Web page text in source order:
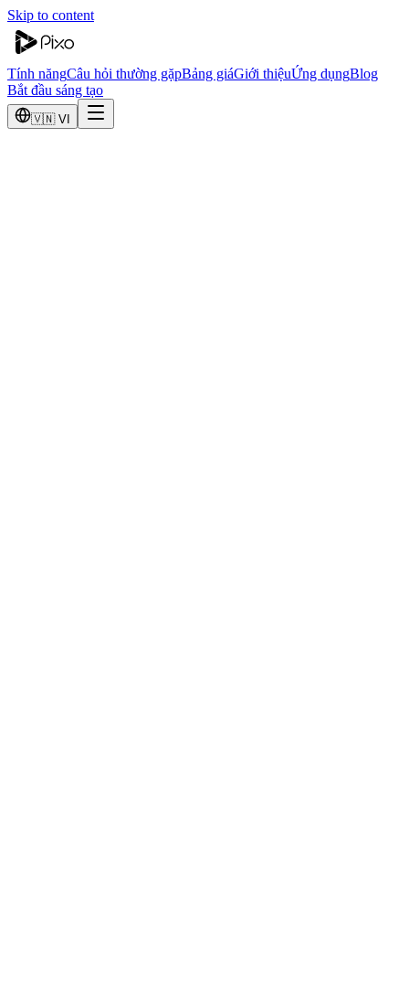
Skip to content
Tính năngCâu hỏi thường gặpBảng giáGiới thiệuỨng dụngBlog
Bắt đầu sáng tạo
🇻🇳 VI